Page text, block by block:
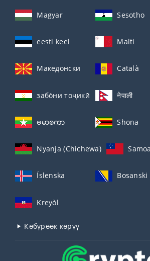
Magyar Sesotho
eesti keel Malti
Македонски Català
забо́ни тоҷикӣ́ नेपाली
ဗမာစကာ Shona
Nyanja (Chichewa)
Íslenska Bosanski
Kreyòl
Көбүрөөк көрүү